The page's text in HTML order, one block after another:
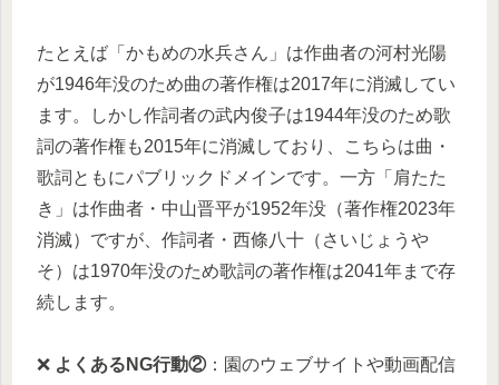
たとえば「かもめの水兵さん」は作曲者の河村光陽
が1946年没のため曲の著作権は2017年に消滅してい
ます。しかし作詞者の武内俊子は1944年没のため歌
詞の著作権も2015年に消滅しており、こちらは曲・
歌詞ともにパブリックドメインです。一方「肩たた
き」は作曲者・中山晋平が1952年没（著作権2023年
消滅）ですが、作詞者・西條八十（さいじょうや
そ）は1970年没のため歌詞の著作権は2041年まで存
続します。
❌ よくあるNG行動②：園のウェブサイトや動画配信